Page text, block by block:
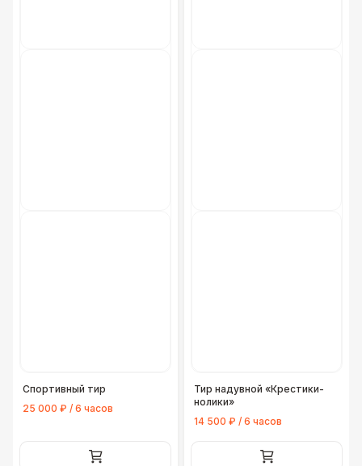
Спортивный тир
25 000 ₽ / 6 часов
Тир надувной «Крестики-
нолики»
14 500 ₽ / 6 часов